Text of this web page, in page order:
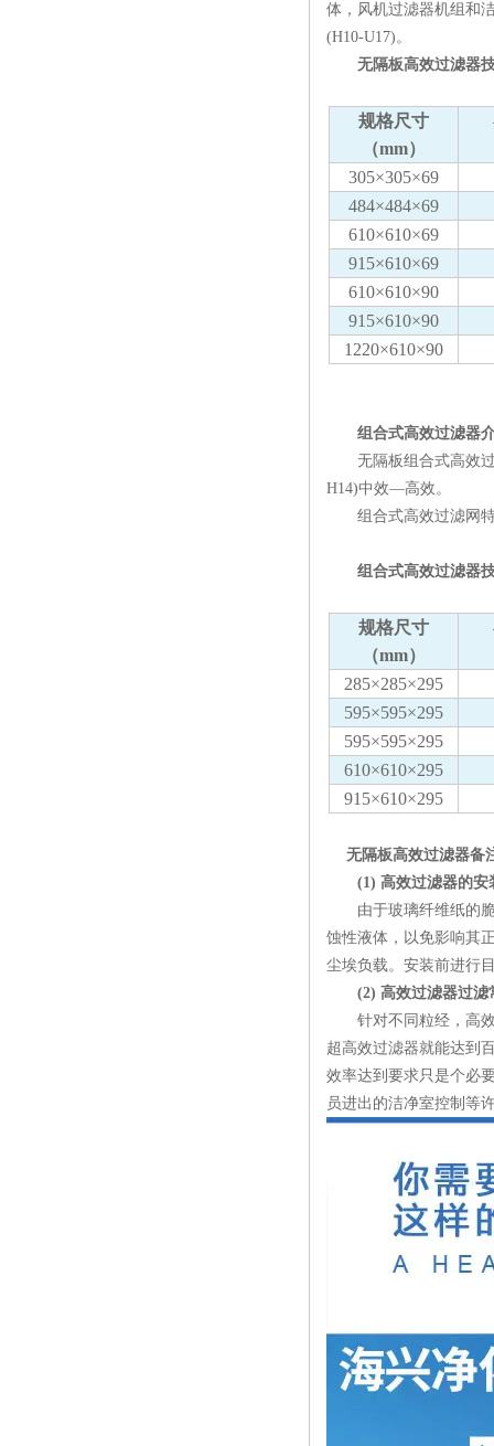
体，风机过滤器机组和
(H10-U17)。
无隔板高效过滤器
规格尺寸
（mm）
305×305×69
484×484×69
610×610×69
915×610×69
610×610×90
915×610×90
1220×610×90
组合式高效过滤器
无隔板组合式高效过
H14)中效—高效。
组合式高效过滤网特
组合式高效过滤器
规格尺寸
（mm）
285×285×295
595×595×295
595×595×295
610×610×295
915×610×295
无隔板高效过滤器备
(1) 高效过滤器的安
由于玻璃纤维纸的脆
蚀性液体，以免影响其
尘埃负载。安装前进行
(2) 高效过滤器过滤
针对不同粒经，高效
超高效过滤器就能达到
效率达到要求只是个必
员进出的洁净室控制等